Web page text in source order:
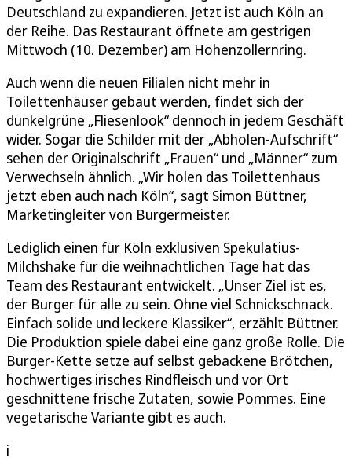
Deutschland zu expandieren. Jetzt ist auch Köln an
der Reihe. Das Restaurant öffnete am gestrigen
Mittwoch (10. Dezember) am Hohenzollernring.
Auch wenn die neuen Filialen nicht mehr in
Toilettenhäuser gebaut werden, findet sich der
dunkelgrüne „Fliesenlook“ dennoch in jedem Geschäft
wider. Sogar die Schilder mit der „Abholen-Aufschrift“
sehen der Originalschrift „Frauen“ und „Männer“ zum
Verwechseln ähnlich. „Wir holen das Toilettenhaus
jetzt eben auch nach Köln“, sagt Simon Büttner,
Marketingleiter von Burgermeister.
Lediglich einen für Köln exklusiven Spekulatius-
Milchshake für die weihnachtlichen Tage hat das
Team des Restaurant entwickelt. „Unser Ziel ist es,
der Burger für alle zu sein. Ohne viel Schnickschnack.
Einfach solide und leckere Klassiker“, erzählt Büttner.
Die Produktion spiele dabei eine ganz große Rolle. Die
Burger-Kette setze auf selbst gebackene Brötchen,
hochwertiges irisches Rindfleisch und vor Ort
geschnittene frische Zutaten, sowie Pommes. Eine
vegetarische Variante gibt es auch.
i